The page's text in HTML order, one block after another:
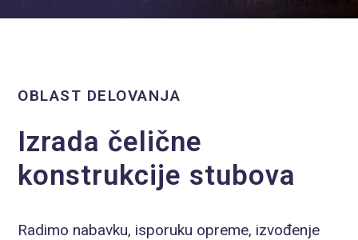
OBLAST DELOVANJA
Izrada čelične
konstrukcije stubova
Radimo nabavku, isporuku opreme, izvođenje